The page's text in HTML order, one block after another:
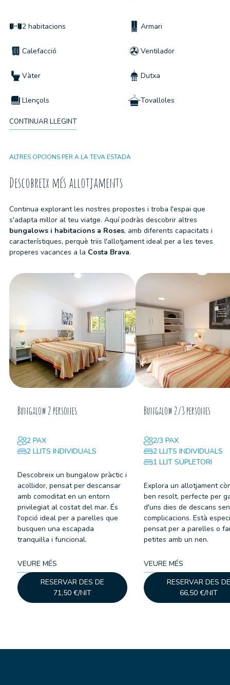
2 habitacions Armari
Calefacció Ventilador
Vàter Dutxa
Llençols Tovalloles
Kit de neteja
CONTINUAR LLEGINT
ALTRES OPCIONS PER A LA TEVA ESTADA
Descobreix més allotjaments
Continua explorant les nostres propostes i troba l'espai que
s'adapta millor al teu viatge. Aquí podràs descobrir altres
bungalows i habitacions a Roses, amb diferents capacitats i
característiques, perquè triïs l'allotjament ideal per a les teves
properes vacances a la Costa Brava.
Bungalow 2 persones
2 PAX
2 LLITS INDIVIDUALS
Descobreix un bungalow pràctic i
acollidor, pensat per descansar
amb comoditat en un entorn
privilegiat al costat del mar. És
l'opció ideal per a parelles que
busquen una escapada
tranquil·la i funcional.
VEURE MÉS
RESERVAR DES DE
71,50 €/NIT
Bungalow 2/3 persones
2/3 PAX
2 LLITS INDIVIDUALS
1 LLIT SUPLETORI
Explora un allotjament
ben resolt, perfecte per
d'uns dies de descans
complicacions. Està
pensat per a parelles o
petites amb un nen.
VEURE MÉS
RESERVAR DES DE
66,50 €/NIT